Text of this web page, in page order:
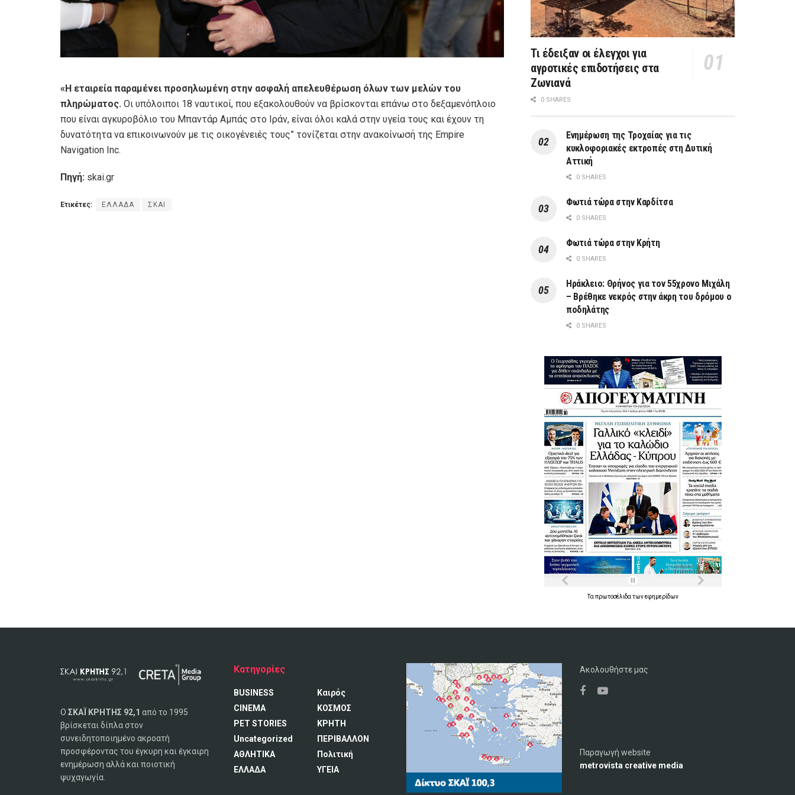
«Η εταιρεία παραμένει προσηλωμένη στην ασφαλή απελευθέρωση όλων των μελών του
πληρώματος. Οι υπόλοιποι 18 ναυτικοί, που εξακολουθούν να βρίσκονται επάνω στο δεξαμενόπλοιο
που είναι αγκυροβόλιο του Μπαντάρ Αμπάς στο Ιράν, είναι όλοι καλά στην υγεία τους και έχουν τη
δυνατότητα να επικοινωνούν με τις οικογένειές τους” τονίζεται στην ανακοίνωσή της Empire
Navigation Inc.
Πηγή: skai.gr
Ετικέτες: ΕΛΛΑΔΑ ΣΚΑΙ
Τι έδειξαν οι έλεγχοι για
αγροτικές επιδοτήσεις στα
Ζωνιανά
0 SHARES
Ενημέρωση της Τροχαίας για τις
κυκλοφοριακές εκτροπές στη Δυτική
Αττική
0 SHARES
Φωτιά τώρα στην Καρδίτσα
0 SHARES
Φωτιά τώρα στην Κρήτη
0 SHARES
Ηράκλειο: Θρήνος για τον 55χρονο Μιχάλη
– Βρέθηκε νεκρός στην άκρη του δρόμου ο
ποδηλάτης
0 SHARES
Τα πρωτοσέλιδα τωνεφημερίδων
Ο ΣΚΑΪ ΚΡΗΤΗΣ 92,1 από το 1995
βρίσκεται δίπλα στον
συνειδητοποιημένο ακροατή
προσφέροντας του έγκυρη και έγκαιρη
ενημέρωση αλλά και ποιοτική
ψυχαγωγία.
Κατηγορίες
BUSINESS
CINEMA
PET STORIES
Uncategorized
ΑΘΛΗΤΙΚΑ
ΕΛΛΑΔΑ
Καιρός
ΚΟΣΜΟΣ
ΚΡΗΤΗ
ΠΕΡΙΒΑΛΛΟΝ
Πολιτική
ΥΓΕΙΑ
Ακολουθήστε μας
Παραγωγή website
metrovista creative media